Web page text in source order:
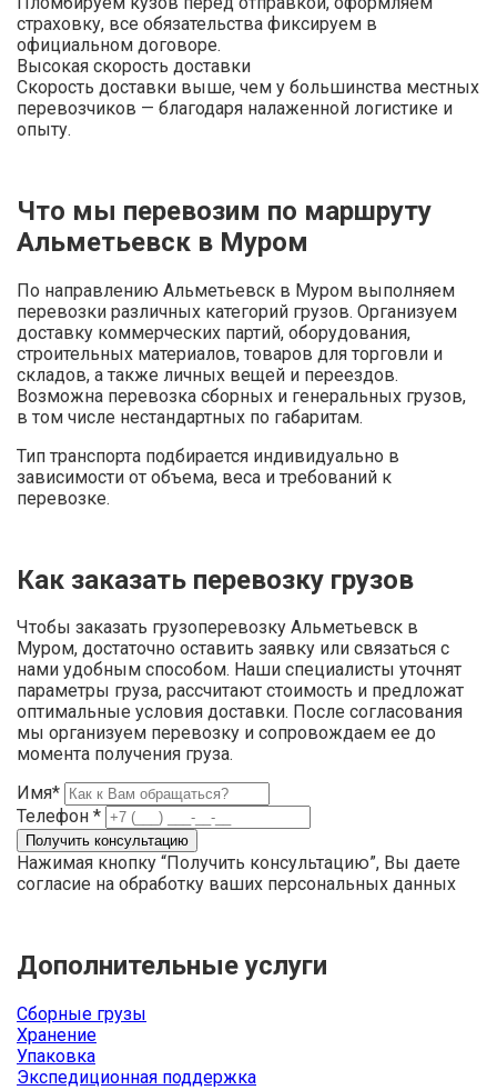
страховку, все обязательства фиксируем в
официальном договоре.
Высокая скорость доставки
Скорость доставки выше, чем у большинства местных
перевозчиков — благодаря налаженной логистике и
опыту.
Что мы перевозим по маршруту
Альметьевск в Муром
По направлению Альметьевск в Муром выполняем
перевозки различных категорий грузов. Организуем
доставку коммерческих партий, оборудования,
строительных материалов, товаров для торговли и
складов, а также личных вещей и переездов.
Возможна перевозка сборных и генеральных грузов,
в том числе нестандартных по габаритам.
Тип транспорта подбирается индивидуально в
зависимости от объема, веса и требований к
перевозке.
Как заказать перевозку грузов
Чтобы заказать грузоперевозку Альметьевск в
Муром, достаточно оставить заявку или связаться с
нами удобным способом. Наши специалисты уточнят
параметры груза, рассчитают стоимость и предложат
оптимальные условия доставки. После согласования
мы организуем перевозку и сопровождаем ее до
момента получения груза.
Имя*
Телефон *
Нажимая кнопку “Получить консультацию”, Вы даете
согласие на обработку ваших персональных данных
Дополнительные услуги
Сборные грузы
Хранение
Упаковка
Экспедиционная поддержка